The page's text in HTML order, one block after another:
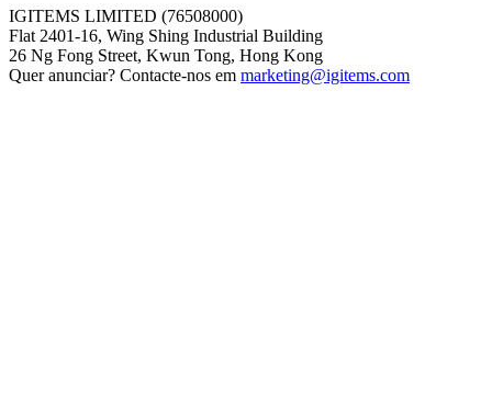
IGITEMS LIMITED (76508000)
Flat 2401-16, Wing Shing Industrial Building
26 Ng Fong Street, Kwun Tong, Hong Kong
Quer anunciar? Contacte-nos em marketing@igitems.com